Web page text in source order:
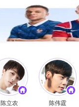
陈立农
陈伟霆